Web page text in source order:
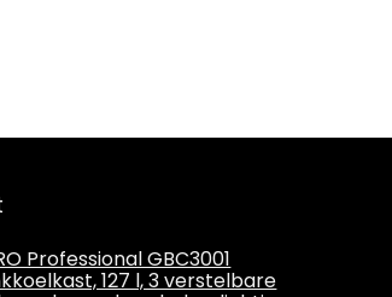
Professional GBC3001
127 l, 3 verstelbare